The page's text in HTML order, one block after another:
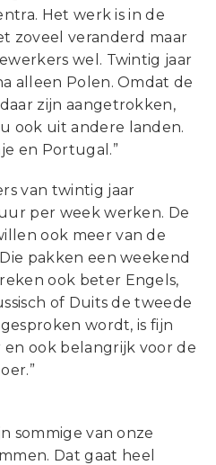
Het werk is in de
zoveel veranderd maar
wel. Twintig jaar
alleen Polen. Omdat de
zijn aangetrokken,
ook uit andere landen.
en Portugal.”
van twintig jaar
per week werken. De
ook meer van de
pakken een weekend
ook beter Engels,
of Duits de tweede
wordt, is fijn
ook belangrijk voor de
sommige van onze
Dat gaat heel